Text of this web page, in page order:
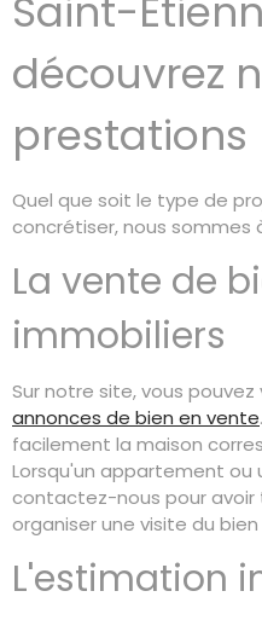
Saint-
découvrez
prestations
Quel que soit le type de
concrétiser, nous sommes
La vente de
immobiliers
Sur notre site, vous
annonces de bien en vente
facilement la maison
Lorsqu'un appartement ou
contactez-nous pour
organiser une visite du
L'estimation